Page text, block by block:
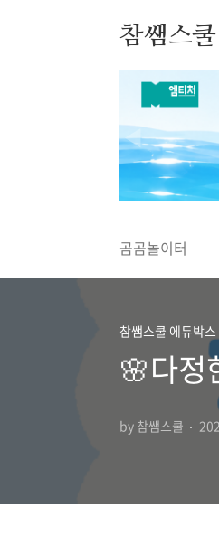
참쌤스쿨
◀
곰곰놀이터
참쌤스쿨 에듀박스
🌸다정
by 참쌤스쿨